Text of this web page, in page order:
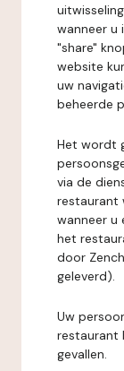
wanneer u
"share"
website
uw
beheerde
Het wordt
via de
restaurant
wanneer u
het
door
geleverd).
Uw
restaurant
gevallen.